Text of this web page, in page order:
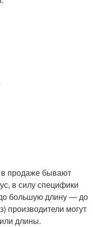
продаже бывают
в силу специфики
большую длину — до
производители могут
длины.